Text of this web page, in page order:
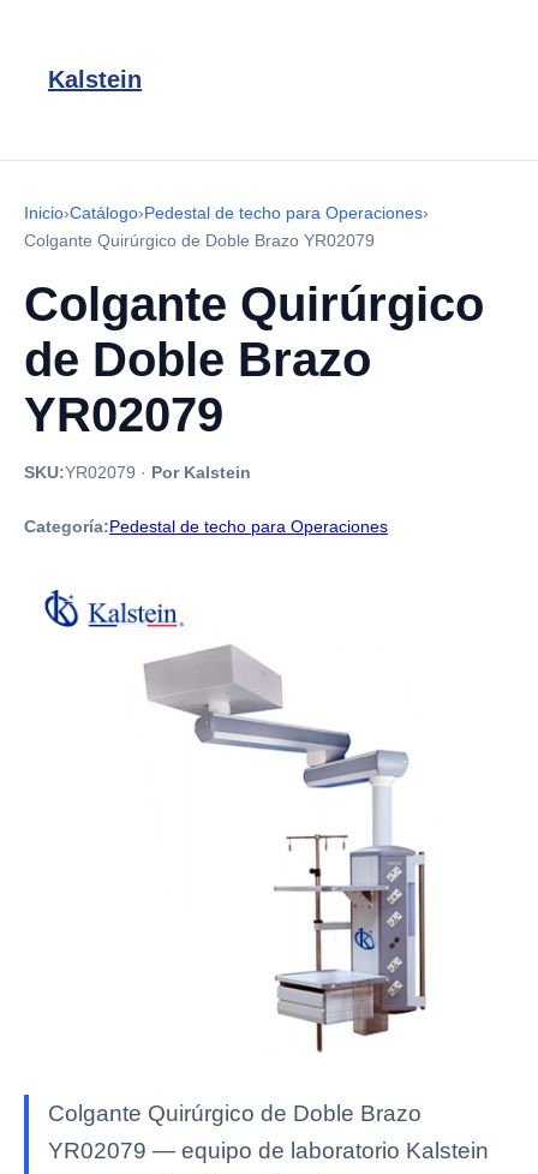
Kalstein
Inicio›Catálogo›Pedestal de techo para Operaciones›
Colgante Quirúrgico de Doble Brazo YR02079
Colgante Quirúrgico
de Doble Brazo
YR02079
SKU:YR02079 · Por Kalstein
Categoría:Pedestal de techo para Operaciones
Colgante Quirúrgico de Doble Brazo
YR02079 — equipo de laboratorio Kalstein